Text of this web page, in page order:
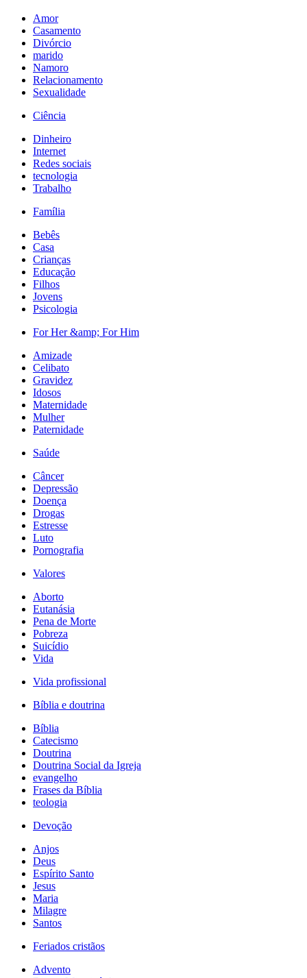
Amor
Casamento
Divórcio
marido
Namoro
Relacionamento
Sexualidade
Ciência
Dinheiro
Internet
Redes sociais
tecnologia
Trabalho
Família
Bebês
Casa
Crianças
Educação
Filhos
Jovens
Psicologia
For Her &amp; For Him
Amizade
Celibato
Gravidez
Idosos
Maternidade
Mulher
Paternidade
Saúde
Câncer
Depressão
Doença
Drogas
Estresse
Luto
Pornografia
Valores
Aborto
Eutanásia
Pena de Morte
Pobreza
Suicídio
Vida
Vida profissional
Bíblia e doutrina
Bíblia
Catecismo
Doutrina
Doutrina Social da Igreja
evangelho
Frases da Bíblia
teologia
Devoção
Anjos
Deus
Espírito Santo
Jesus
Maria
Milagre
Santos
Feriados cristãos
Advento